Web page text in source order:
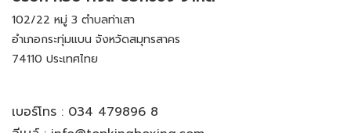
102/22 หมู่ 3 ตำบลท่าเสา
อำเภอกระทุ่มแบน จังหวัดสมุทรสาคร
74110 ประเทศไทย
เบอร์โทร : 034 479896 8